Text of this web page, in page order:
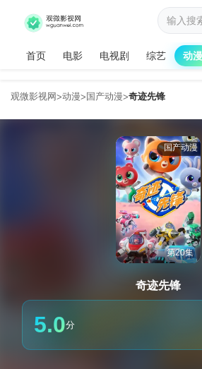
首页 电影 电视剧 综艺 动漫
观微影视网>动漫> 国产动漫>奇迹先锋
国产动漫
第20集
奇迹先锋
5.0分